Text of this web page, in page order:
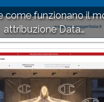
come funzionano il
attribuzione Data…